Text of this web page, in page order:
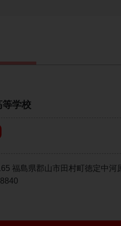
等学校
福島県郡山市田村町徳定中河